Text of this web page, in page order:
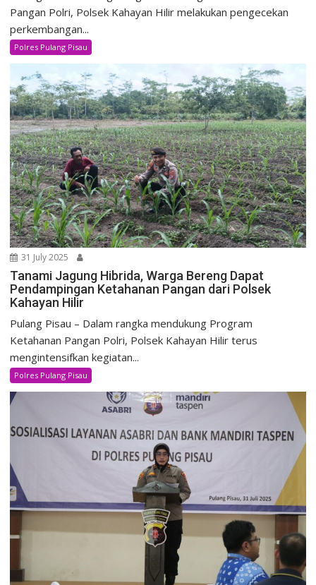
Pangan Polri, Polsek Kahayan Hilir melakukan pengecekan
perkembangan...
Polres Pulang Pisau
31 July 2025
Tanami Jagung Hibrida, Warga Bereng Dapat
Pendampingan Ketahanan Pangan dari Polsek
Kahayan Hilir
Pulang Pisau – Dalam rangka mendukung Program
Ketahanan Pangan Polri, Polsek Kahayan Hilir terus
mengintensifkan kegiatan...
Polres Pulang Pisau